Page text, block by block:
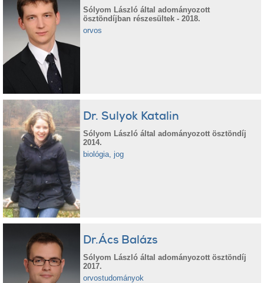
Sólyom László által adományozott
ösztöndíjban részesültek - 2018.
orvos
Dr. Sulyok Katalin
Sólyom László által adományozott ösztöndíj
2014.
biológia, jog
Dr.Ács Balázs
Sólyom László által adományozott ösztöndíj
2017.
orvostudományok